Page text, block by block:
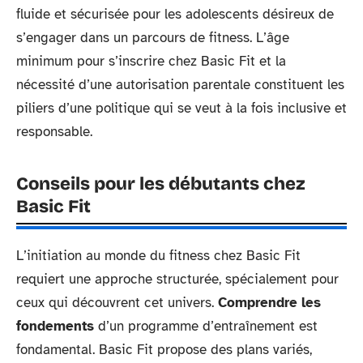
fluide et sécurisée pour les adolescents désireux de
s’engager dans un parcours de fitness. L’âge
minimum pour s’inscrire chez Basic Fit et la
nécessité d’une autorisation parentale constituent les
piliers d’une politique qui se veut à la fois inclusive et
responsable.
Conseils pour les débutants chez
Basic Fit
L’initiation au monde du fitness chez Basic Fit
requiert une approche structurée, spécialement pour
ceux qui découvrent cet univers. Comprendre les
fondements d’un programme d’entraînement est
fondamental. Basic Fit propose des plans variés,